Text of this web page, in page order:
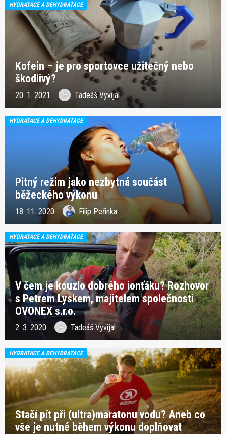
HYDRATACE A DEHYDRATACE
Kofein – je pro sportovce užitečný nebo
škodlivý?
20. 1. 2021 Tadeáš Vyvijal
HYDRATACE A DEHYDRATACE
Pitný režim jako nezbytná součást
běžeckého výkonu
18. 11. 2020 Filip Peřinka
HYDRATACE A DEHYDRATACE
V čem je kouzlo dobrého ionťáku? Rozhovor
s Petrem Lyskem, majitelem společnosti
OVONEX s.r.o.
2. 3. 2020 Tadeáš Vyvijal
HYDRATACE A DEHYDRATACE
Stačí pít při (ultra)maratonu vodu? Aneb co
vše je nutné během výkonu doplňovat